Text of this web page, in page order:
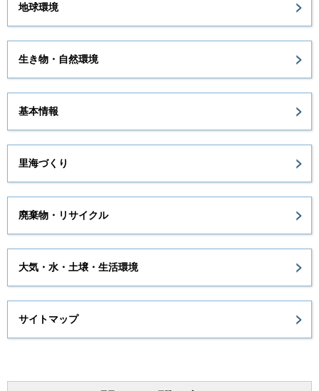
地球環境
生き物・自然環境
基本情報
里海づくり
廃棄物・リサイクル
大気・水・土壌・生活環境
サイトマップ